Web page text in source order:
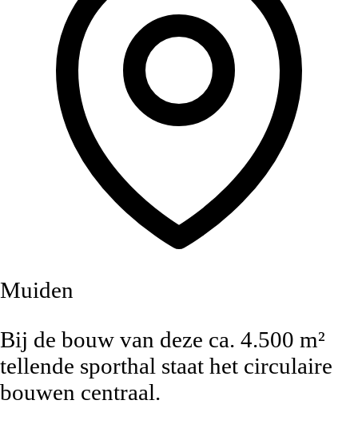
Muiden
Bij de bouw van deze ca. 4.500 m²
tellende sporthal staat het circulaire
bouwen centraal.